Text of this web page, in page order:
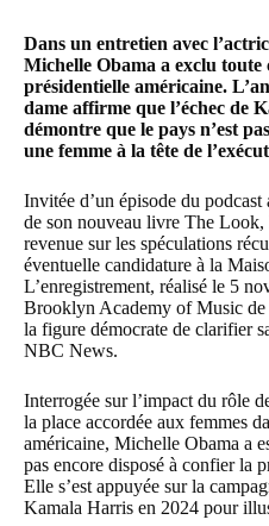
Dans un entretien avec
Michelle Obama a exclu toute
présidentielle américaine.
dame affirme que l’échec de
démontre que le pays n’est
une femme à la tête de
Invitée d’un épisode du
de son nouveau livre The
revenue sur les spéculations
éventuelle candidature à la
L’enregistrement, réalisé le 5
Brooklyn Academy of Music
la figure démocrate de clarifier
NBC News.
Interrogée sur l’impact du rôle
la place accordée aux femmes
américaine, Michelle Obama a
pas encore disposé à confier la
Elle s’est appuyée sur la
Kamala Harris en 2024 pour